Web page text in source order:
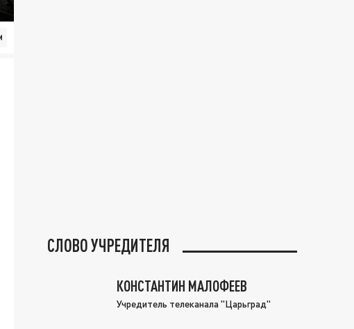
СЛОВО УЧРЕДИТЕЛЯ
КОНСТАНТИН МАЛОФЕЕВ
Учредитель телеканала "Царьград"